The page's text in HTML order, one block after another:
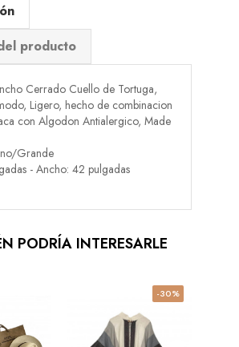
producto
Cerrado Cuello de Tortuga,
Ligero, hecho de combinacion
con Algodon Antialergico, Made
Grande
- Ancho: 42 pulgadas
PODRÍA INTERESARLE
-30%